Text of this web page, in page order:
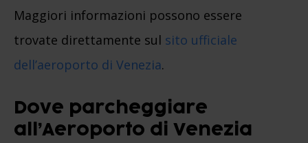
Maggiori informazioni possono essere
trovate direttamente sul sito ufficiale
dell’aeroporto di Venezia.
Dove parcheggiare
all’Aeroporto di Venezia